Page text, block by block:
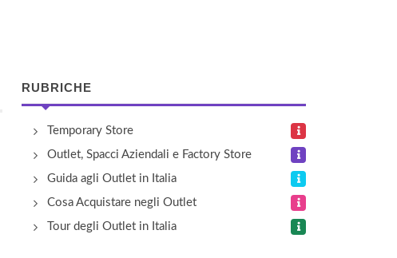
RUBRICHE
Temporary Store
Outlet, Spacci Aziendali e Factory Store
Guida agli Outlet in Italia
Cosa Acquistare negli Outlet
Tour degli Outlet in Italia